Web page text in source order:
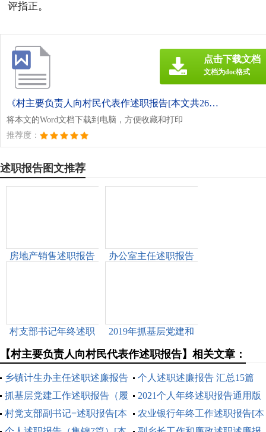
评指正。
《村主要负责人向村民代表作述职报告[本文共2654字].doc》
将本文的Word文档下载到电脑，方便收藏和打印
推荐度：
点击下载文档
文档为doc格式
述职报告图文推荐
房地产销售述职报告
办公室主任述职报告
村支部书记年终述职
2019年抓基层党建和
体责任述职述责报告
[本文共2019字]
【村主要负责人向村民代表作述职报告】相关文章：
乡镇计生办主任述职述廉报告
(精选多篇)[本文共14681字]
个人述职述廉报告 汇总15篇
[本文共34588字]
抓基层党建工作述职报告（履
职情况、存在问题和下一步打
2021个人年终述职报告通用版
[本文共5797字]
村党支部副书记=述职报告[本
农业银行年终工作述职报告[本